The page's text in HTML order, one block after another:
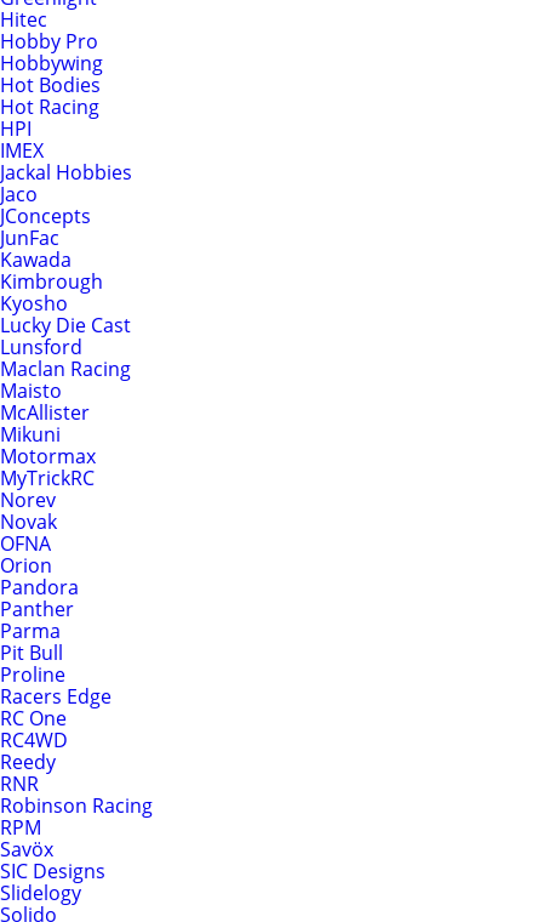
Hitec
Hobby Pro
Hobbywing
Hot Bodies
Hot Racing
HPI
IMEX
Jackal Hobbies
Jaco
JConcepts
JunFac
Kawada
Kimbrough
Kyosho
Lucky Die Cast
Lunsford
Maclan Racing
Maisto
McAllister
Mikuni
Motormax
MyTrickRC
Norev
Novak
OFNA
Orion
Pandora
Panther
Parma
Pit Bull
Proline
Racers Edge
RC One
RC4WD
Reedy
RNR
Robinson Racing
RPM
Savöx
SIC Designs
Slidelogy
Solido